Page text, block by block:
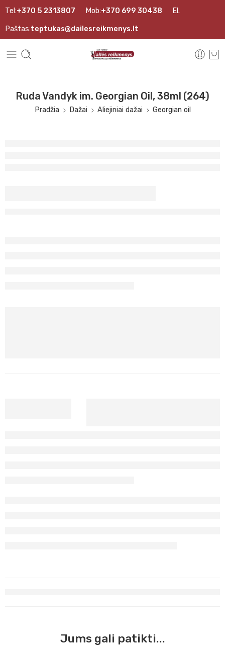
Tel:+370 5 2313807 Mob:+370 699 30438 El.
Paštas:teptukas@dailesreikmenys.lt
Ruda Vandyk im. Georgian Oil, 38ml (264)
Pradžia Dažai Aliejiniai dažai Georgian oil
Jums gali patikti...